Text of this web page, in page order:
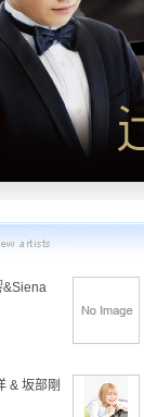
&Siena
& 坂部剛